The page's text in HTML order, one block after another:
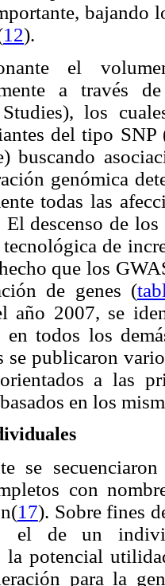
bajando
12).
el
a través
los
del tipo
buscando
genómica
todas las
descenso de
de
que los
de genes (
año 2007, se
en todos los
se publicaron
a las
en los
se
con
17). Sobre fines
el de un
la potencial
para la